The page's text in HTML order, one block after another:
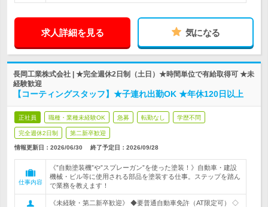
求人詳細を見る 気になる
長岡工業株式会社 | ★完全週休2日制（土日）★時間単位で有給取得可 ★未
経験歓迎
【コーティングスタッフ】★子連れ出勤OK ★年休120日以上
正社員 職種・業種未経験OK 急募 転勤なし 学歴不問
完全週休2日制 第二新卒歓迎
情報更新日：2026/06/30 終了予定日： 2026/09/28
仕事内容
《”自動塗装機”や”スプレーガン”を使った塗装！》自動車・建設
機械・ビル等に使用される部品を塗装する仕事。ステップを踏ん
で業務を教えます！
《未経験・第二新卒歓迎》 ◆要普通自動車免許（AT限定可） ◇